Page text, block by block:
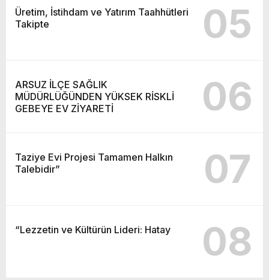
Üretim, İstihdam ve Yatırım Taahhütleri
Takipte
05
ARSUZ İLÇE SAĞLIK
MÜDÜRLÜĞÜNDEN YÜKSEK RİSKLİ
GEBEYE EV ZİYARETİ
06
Taziye Evi Projesi Tamamen Halkın
Talebidir”
07
“Lezzetin ve Kültürün Lideri: Hatay 08